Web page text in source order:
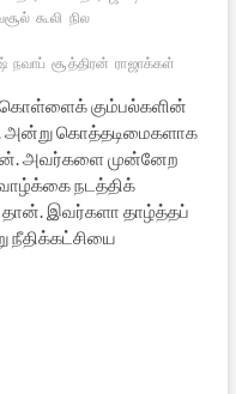
கூலி நில
நவாப் சூத்திரன் ராஜாக்கள்
கும்பல்களின்
அன்று கொத்தடிமைகளாக
அவர்களை முன்னேற
வாழ்க்கை நடத்திக்
தான். இவர்களா தாழ்த்தப்
நீதிக்கட்சியை